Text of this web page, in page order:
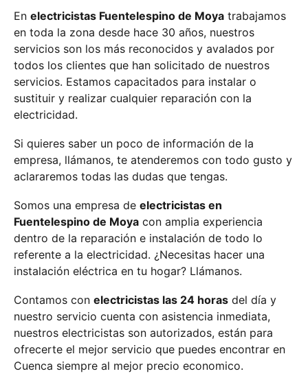
En electricistas Fuentelespino de Moya trabajamos
en toda la zona desde hace 30 años, nuestros
servicios son los más reconocidos y avalados por
todos los clientes que han solicitado de nuestros
servicios. Estamos capacitados para instalar o
sustituir y realizar cualquier reparación con la
electricidad.
Si quieres saber un poco de información de la
empresa, llámanos, te atenderemos con todo gusto y
aclararemos todas las dudas que tengas.
Somos una empresa de electricistas en
Fuentelespino de Moya con amplia experiencia
dentro de la reparación e instalación de todo lo
referente a la electricidad. ¿Necesitas hacer una
instalación eléctrica en tu hogar? Llámanos.
Contamos con electricistas las 24 horas del día y
nuestro servicio cuenta con asistencia inmediata,
nuestros electricistas son autorizados, están para
ofrecerte el mejor servicio que puedes encontrar en
Cuenca siempre al mejor precio economico.